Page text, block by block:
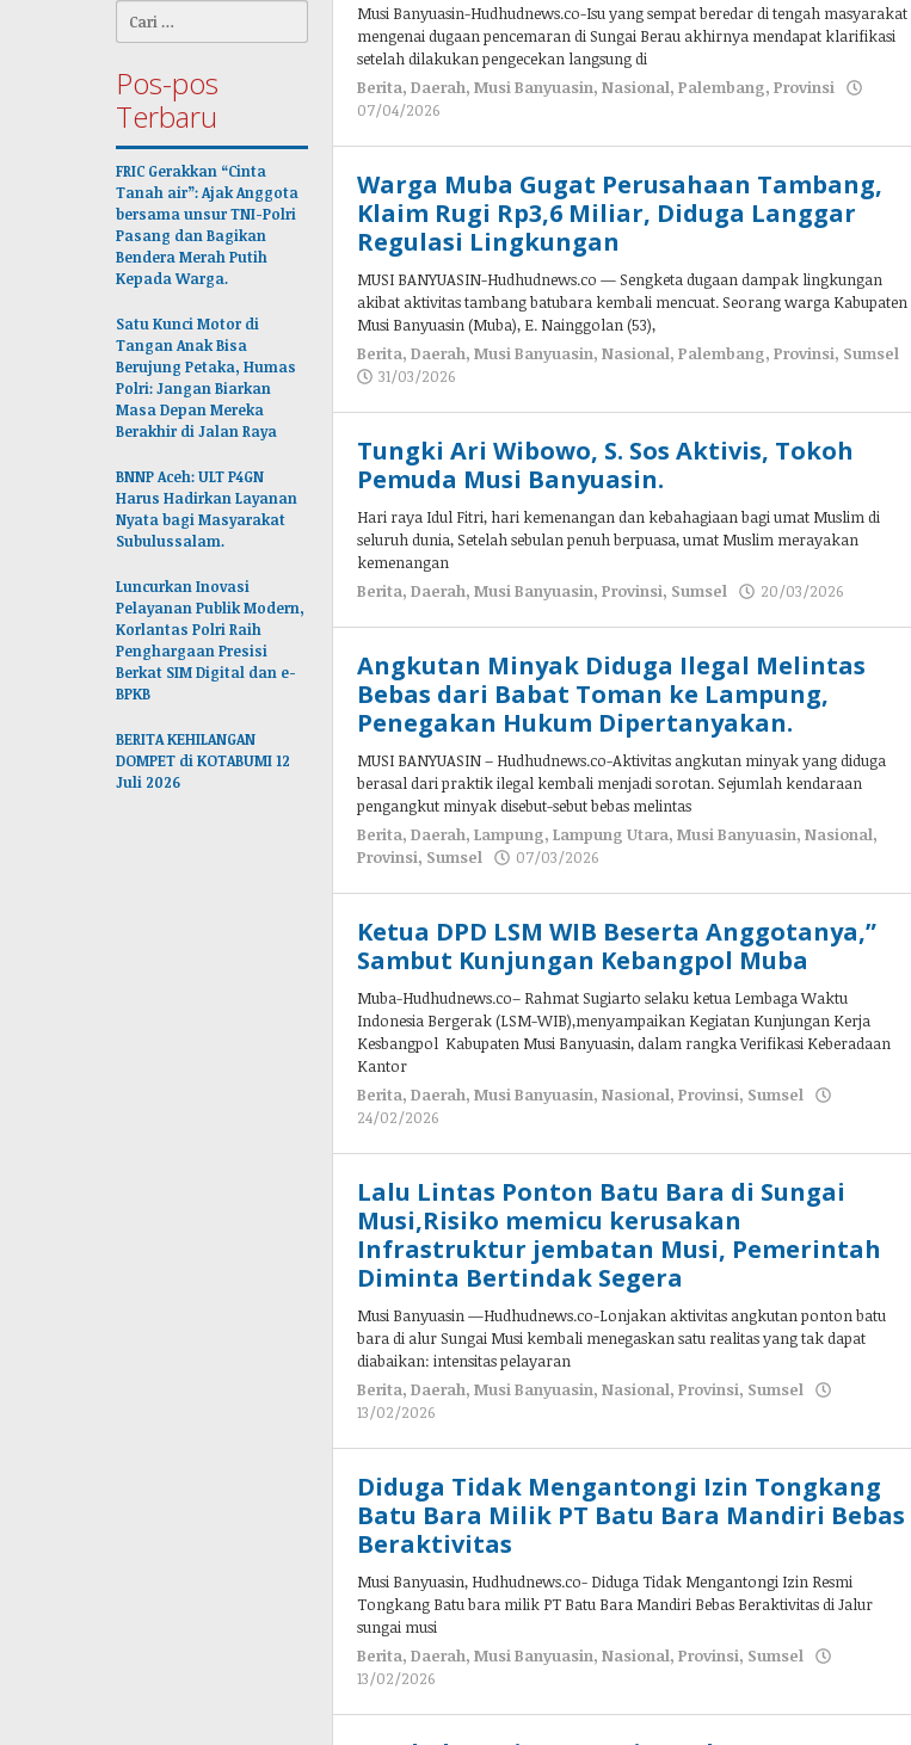
untuk:
Pos-pos
Terbaru
FRIC Gerakkan “Cinta
Tanah air”: Ajak Anggota
bersama unsur TNI-Polri
Pasang dan Bagikan
Bendera Merah Putih
Kepada Warga.
Satu Kunci Motor di
Tangan Anak Bisa
Berujung Petaka, Humas
Polri: Jangan Biarkan
Masa Depan Mereka
Berakhir di Jalan Raya
BNNP Aceh: ULT P4GN
Harus Hadirkan Layanan
Nyata bagi Masyarakat
Subulussalam.
Luncurkan Inovasi
Pelayanan Publik Modern,
Korlantas Polri Raih
Penghargaan Presisi
Berkat SIM Digital dan e-
BPKB
BERITA KEHILANGAN
DOMPET di KOTABUMI 12
Juli 2026
Musi Banyuasin-Hudhudnews.co-Isu yang sempat beredar di tengah masyarakat
mengenai dugaan pencemaran di Sungai Berau akhirnya mendapat klarifikasi
setelah dilakukan pengecekan langsung di
Berita,Daerah,Musi Banyuasin,Nasional,Palembang,Provinsi
07/04/2026
Warga Muba Gugat Perusahaan Tambang,
Klaim Rugi Rp3,6 Miliar, Diduga Langgar
Regulasi Lingkungan
MUSI BANYUASIN-Hudhudnews.co — Sengketa dugaan dampak lingkungan
akibat aktivitas tambang batubara kembali mencuat. Seorang warga Kabupaten
Musi Banyuasin (Muba), E. Nainggolan (53),
Berita,Daerah,Musi Banyuasin,Nasional,Palembang,Provinsi, Sumsel
31/03/2026
Tungki Ari Wibowo, S. Sos Aktivis, Tokoh
Pemuda Musi Banyuasin.
Hari raya Idul Fitri, hari kemenangan dan kebahagiaan bagi umat Muslim di
seluruh dunia, Setelah sebulan penuh berpuasa, umat Muslim merayakan
kemenangan
Berita,Daerah,Musi Banyuasin,Provinsi, Sumsel 20/03/2026
Angkutan Minyak Diduga Ilegal Melintas
Bebas dari Babat Toman ke Lampung,
Penegakan Hukum Dipertanyakan.
MUSI BANYUASIN – Hudhudnews.co-Aktivitas angkutan minyak yang diduga
berasal dari praktik ilegal kembali menjadi sorotan. Sejumlah kendaraan
pengangkut minyak disebut-sebut bebas melintas
Berita,Daerah,Lampung,Lampung Utara,Musi Banyuasin,Nasional,
Provinsi, Sumsel 07/03/2026
Ketua DPD LSM WIB Beserta Anggotanya,”
Sambut Kunjungan Kebangpol Muba
Muba-Hudhudnews.co– Rahmat Sugiarto selaku ketua Lembaga Waktu
Indonesia Bergerak (LSM-WIB),menyampaikan Kegiatan Kunjungan Kerja
Kesbangpol Kabupaten Musi Banyuasin, dalam rangka Verifikasi Keberadaan
Kantor
Berita,Daerah,Musi Banyuasin,Nasional,Provinsi, Sumsel
24/02/2026
Lalu Lintas Ponton Batu Bara di Sungai
Musi,Risiko memicu kerusakan
Infrastruktur jembatan Musi, Pemerintah
Diminta Bertindak Segera
Musi Banyuasin —Hudhudnews.co-Lonjakan aktivitas angkutan ponton batu
bara di alur Sungai Musi kembali menegaskan satu realitas yang tak dapat
diabaikan: intensitas pelayaran
Berita,Daerah,Musi Banyuasin,Nasional,Provinsi, Sumsel
13/02/2026
Diduga Tidak Mengantongi Izin Tongkang
Batu Bara Milik PT Batu Bara Mandiri Bebas
Beraktivitas
Musi Banyuasin, Hudhudnews.co- Diduga Tidak Mengantongi Izin Resmi
Tongkang Batu bara milik PT Batu Bara Mandiri Bebas Beraktivitas di Jalur
sungai musi
Berita,Daerah,Musi Banyuasin,Nasional,Provinsi, Sumsel
13/02/2026